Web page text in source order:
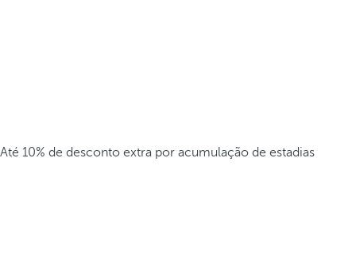
Até 10% de desconto extra por acumulação de estadias